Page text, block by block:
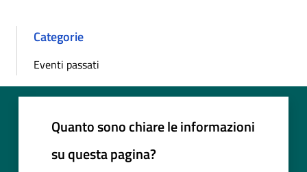
Categorie
Eventi passati
Quanto sono chiare le informazioni
su questa pagina?